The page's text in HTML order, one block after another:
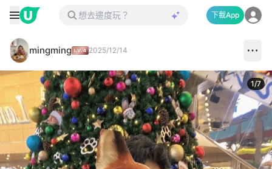
下載App
mingming 2025/12/14
1/7